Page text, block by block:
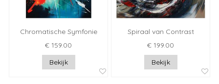
Chromatische Symfonie
€ 159.00
Bekijk
Spiraal van Contrast
€ 199.00
Bekijk